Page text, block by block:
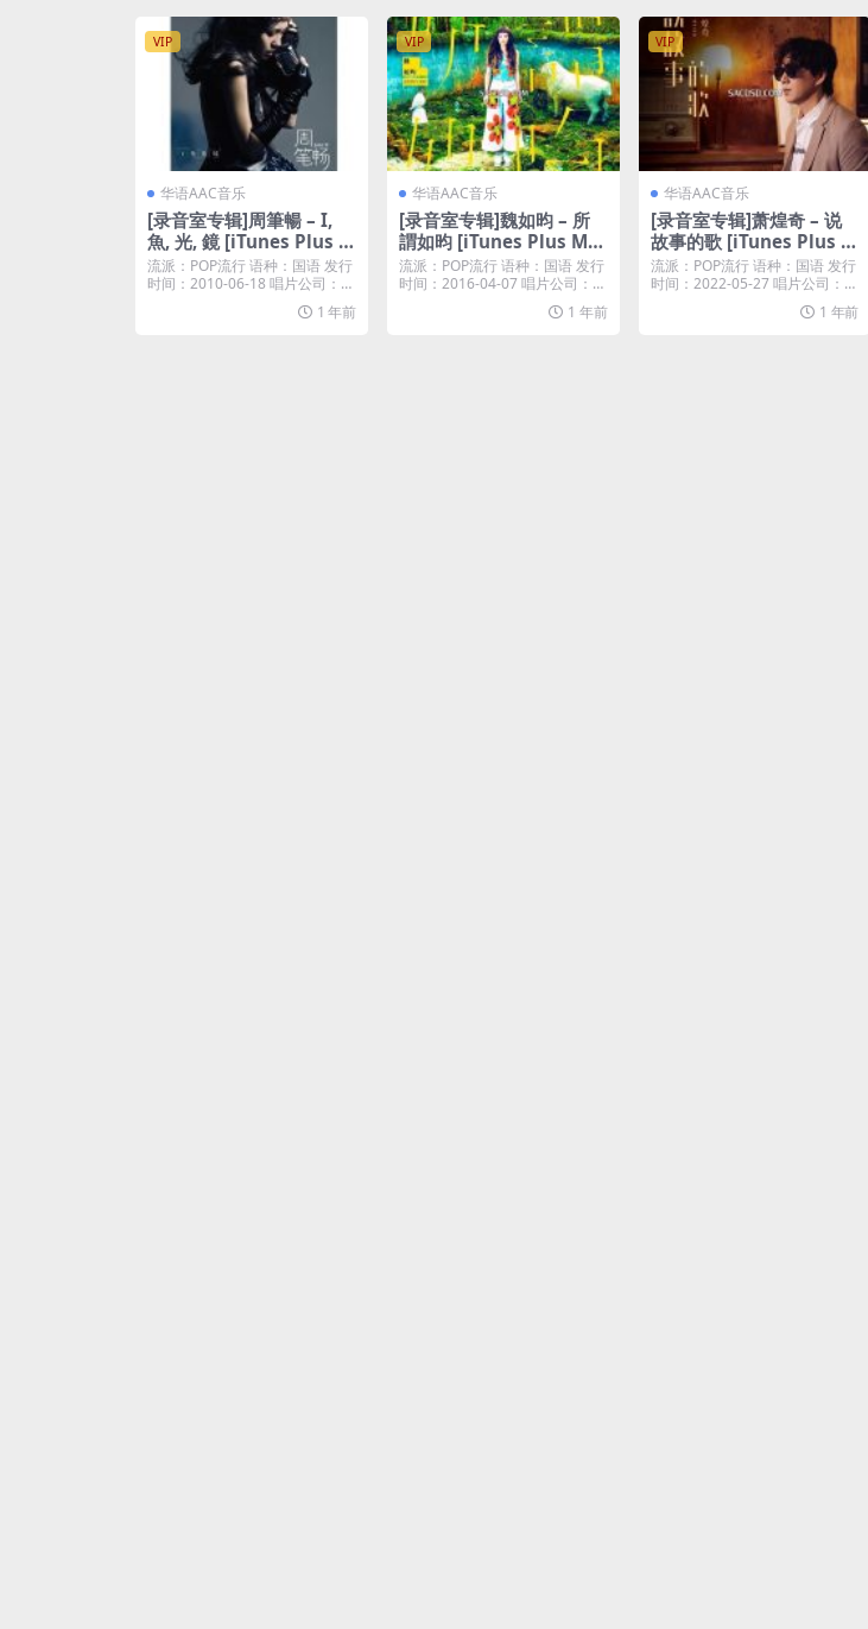
VIP
华语AAC音乐
[录音室专辑]周筆暢 – I,
魚, 光, 鏡 [iTunes Plus M
4A]
流派：POP流行 语种：国语 发行
时间：2010-06-18 唱片公司：金
1 年前
VIP
华语AAC音乐
[录音室专辑]魏如昀 – 所
謂如昀 [iTunes Plus M4
A]
流派：POP流行 语种：国语 发行
时间：2016-04-07 唱片公司：发
1 年前
VIP
华语AAC音乐
[录音室专辑]萧煌奇 – 说
故事的歌 [iTunes Plus M
4A]
流派：POP流行 语种：国语 发行
时间：2022-05-27 唱片公司：U
1 年前